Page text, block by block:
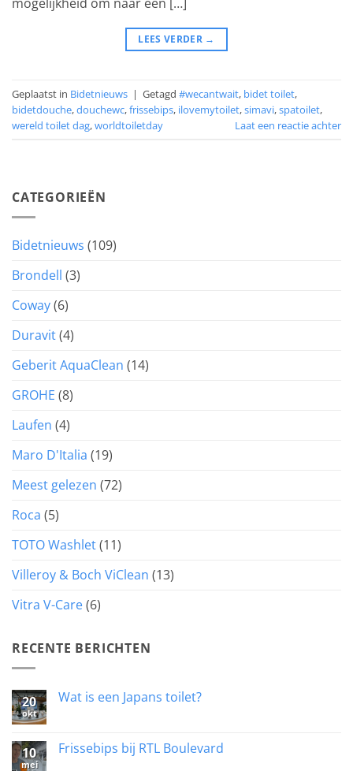
LEES VERDER →
Geplaatst in Bidetnieuws | Getagd #wecantwait, bidet toilet,
bidetdouche,douchewc,frissebips, ilovemytoilet,simavi,spatoilet,
wereld toilet dag,worldtoiletday Laat een reactie achter
CATEGORIEËN
Bidetnieuws (109)
Brondell (3)
Coway(6)
Duravit(4)
Geberit AquaClean (14)
GROHE (8)
Laufen (4)
Maro D'Italia (19)
Meest gelezen (72)
Roca (5)
TOTO Washlet(11)
Villeroy & Boch ViClean (13)
Vitra V-Care(6)
RECENTE BERICHTEN
20
okt
Wat is een Japans toilet?
Wat
is
10
mei
Frissebips bij RTL Boulevard